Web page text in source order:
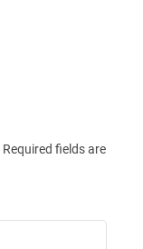
Required fields are